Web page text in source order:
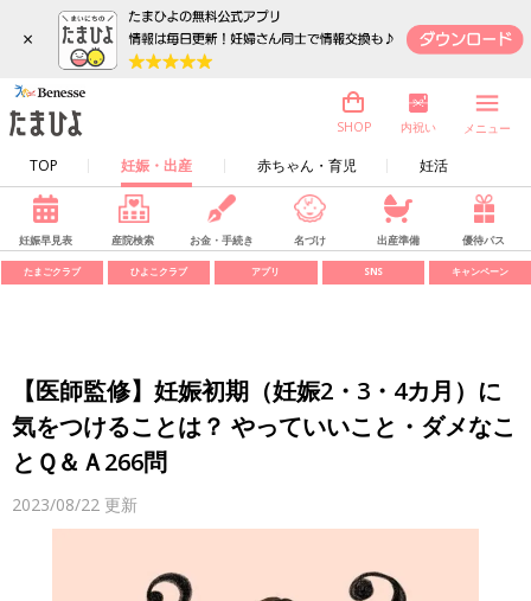
×
TOP 妊娠・出産 赤ちゃん・育児 妊活
SHOP 内祝い メニュー
妊娠早見表 産院検索 お金・手続き 名づけ 出産準備 優待パス
たまごクラブ ひよこクラブ アプリ SNS キャンペーン
【医師監修】妊娠初期（妊娠2・3・4カ月）に
気をつけることは？ やっていいこと・ダメなこ
とＱ＆Ａ266問
2023/08/22 更新